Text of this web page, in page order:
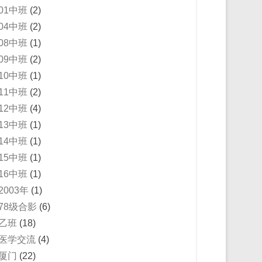
中班 (2)
中班 (2)
中班 (1)
中班 (2)
中班 (1)
中班 (2)
中班 (4)
中班 (1)
中班 (1)
中班 (1)
中班 (1)
年 (1)
级合影 (6)
班 (18)
学交流 (4)
门 (22)